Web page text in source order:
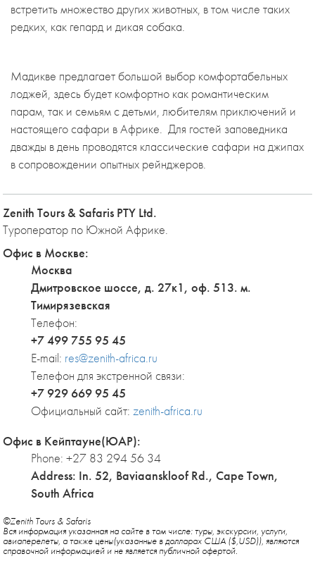
встретить множество других животных, в том числе таких
редких, как гепард и дикая собака.
Мадикве предлагает большой выбор комфортабельных
лоджей, здесь будет комфортно как романтическим
парам, так и семьям с детьми, любителям приключений и
настоящего сафари в Африке. Для гостей заповедника
дважды в день проводятся классические сафари на джипах
в сопровождении опытных рейнджеров.
Zenith Tours & Safaris PTY Ltd.
Туроператор по Южной Африке.
Офис в Москве:
Москва
Дмитровское шоссе, д. 27к1, оф. 513. м.
Тимирязевская
Телефон:
+7 499 755 95 45
E-mail: res@zenith-africa.ru
Телефон для экстренной связи:
+7 929 669 95 45
Официальный сайт:zenith-africa.ru
Офис в Кейптауне(ЮАР):
Phone: +27 83 294 56 34
Address: In. 52, Baviaanskloof Rd., Cape Town,
South Africa
©Zenith Tours & Safaris
Вся информация указанная на сайте в том числе: туры, экскурсии, услуги,
авиаперелеты, а также цены(указанные в долларах США ($,USD)), являются
справочной информацией и не является публичной офертой.